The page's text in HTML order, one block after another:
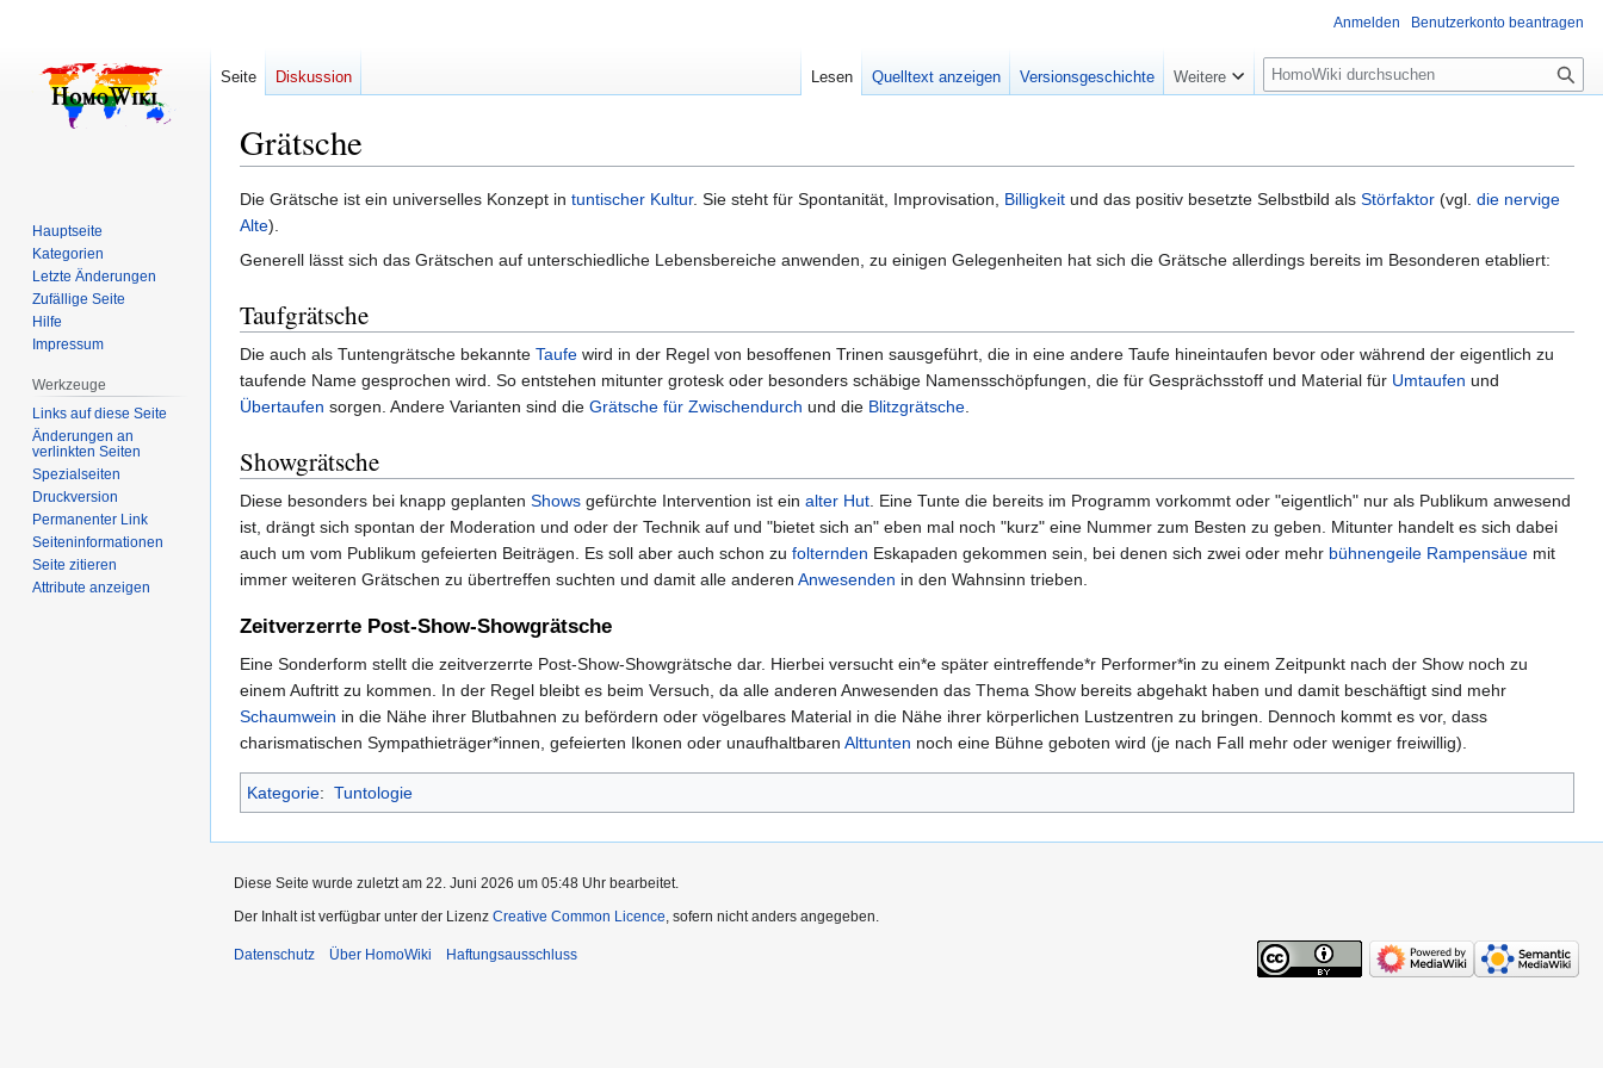
Grätsche
Zur
Navigation
springen
Zur
Suche
springen
Die Grätsche ist ein universelles Konzept in tuntischer Kultur. Sie steht für Spontanität, Improvisation, Billigkeit und das positiv besetzte Selbstbild als Störfaktor (vgl. die nervige
Alte).
Generell lässt sich das Grätschen auf unterschiedliche Lebensbereiche anwenden, zu einigen Gelegenheiten hat sich die Grätsche allerdings bereits im Besonderen etabliert:
Taufgrätsche
Die auch als Tuntengrätsche bekannte Taufe wird in der Regel von besoffenen Trinen sausgeführt, die in eine andere Taufe hineintaufen bevor oder während der eigentlich zu
taufende Name gesprochen wird. So entstehen mitunter grotesk oder besonders schäbige Namensschöpfungen, die für Gesprächsstoff und Material für Umtaufen und
Übertaufen sorgen. Andere Varianten sind die Grätsche für Zwischendurch und die Blitzgrätsche.
Showgrätsche
Diese besonders bei knapp geplanten Shows gefürchte Intervention ist ein alter Hut. Eine Tunte die bereits im Programm vorkommt oder "eigentlich" nur als Publikum anwesend
ist, drängt sich spontan der Moderation und oder der Technik auf und "bietet sich an" eben mal noch "kurz" eine Nummer zum Besten zu geben. Mitunter handelt es sich dabei
auch um vom Publikum gefeierten Beiträgen. Es soll aber auch schon zu folternden Eskapaden gekommen sein, bei denen sich zwei oder mehr bühnengeile Rampensäue mit
immer weiteren Grätschen zu übertreffen suchten und damit alle anderen Anwesenden in den Wahnsinn trieben.
Zeitverzerrte Post-Show-Showgrätsche
Eine Sonderform stellt die zeitverzerrte Post-Show-Showgrätsche dar. Hierbei versucht ein*e später eintreffende*r Performer*in zu einem Zeitpunkt nach der Show noch zu
einem Auftritt zu kommen. In der Regel bleibt es beim Versuch, da alle anderen Anwesenden das Thema Show bereits abgehakt haben und damit beschäftigt sind mehr
Schaumwein in die Nähe ihrer Blutbahnen zu befördern oder vögelbares Material in die Nähe ihrer körperlichen Lustzentren zu bringen. Dennoch kommt es vor, dass
charismatischen Sympathieträger*innen, gefeierten Ikonen oder unaufhaltbaren Alttunten noch eine Bühne geboten wird (je nach Fall mehr oder weniger freiwillig).
Kategorie: Tuntologie
Anmelden Benutzerkonto beantragen
Seite Diskussion Lesen Quelltext anzeigen Versionsgeschichte Weitere
Suche
Hauptseite
Kategorien
Letzte Änderungen
Zufällige Seite
Hilfe
Impressum
Werkzeuge
Links auf diese Seite
Änderungen an
verlinkten Seiten
Spezialseiten
Druckversion
Permanenter Link
Seiten­­informationen
Seite zitieren
Attribute anzeigen
Diese Seite wurde zuletzt am 22. Juni 2026 um 05:48 Uhr bearbeitet.
Der Inhalt ist verfügbar unter der Lizenz Creative Common Licence, sofern nicht anders angegeben.
Datenschutz Über HomoWiki Haftungsausschluss